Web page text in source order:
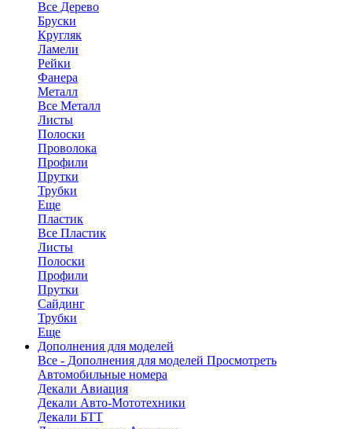
Все Дерево
Бруски
Кругляк
Ламели
Рейки
Фанера
Металл
Все Металл
Листы
Полоски
Проволока
Профили
Прутки
Трубки
Еще
Пластик
Все Пластик
Листы
Полоски
Профили
Прутки
Сайдинг
Трубки
Еще
Дополнения для моделей
Все - Дополнения для моделей Просмотреть
Автомобильные номера
Декали Авиация
Декали Авто-Мототехники
Декали БТТ